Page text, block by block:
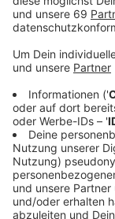
mag früh
es eher.
Hamburgerin
Poplandschaft
Platte. Anfang
"Therapy"
Begegnungen
Um was genau,
haben Zoe
gesamte
Anzeige